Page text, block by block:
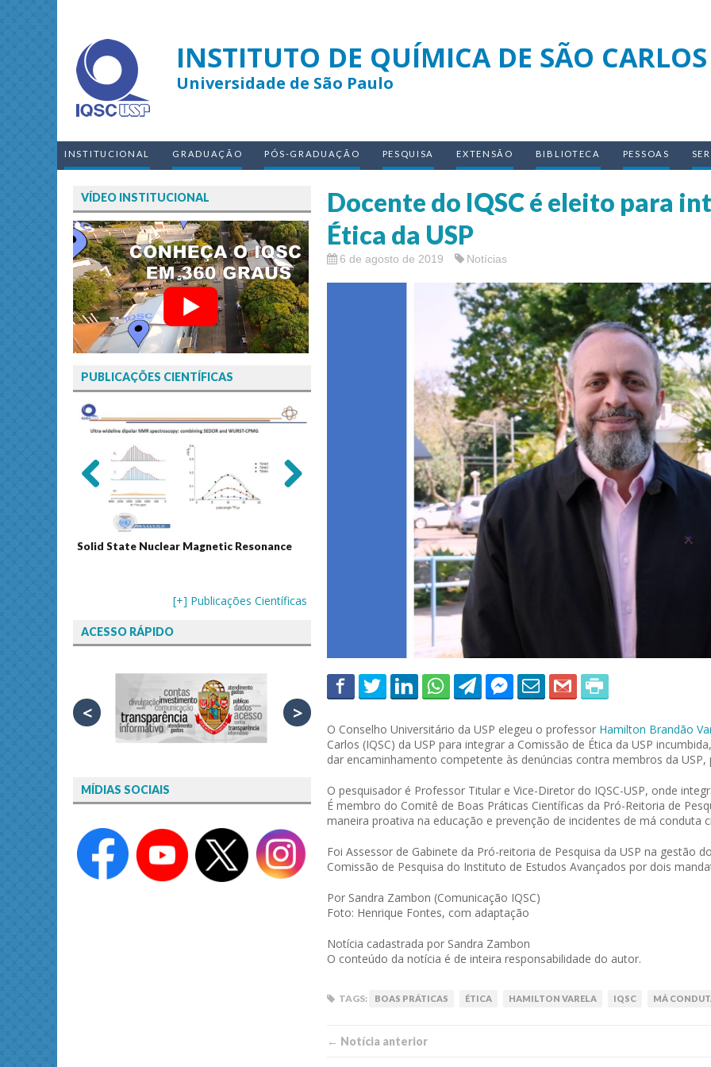
INSTITUTO DE QUÍMICA DE SÃO CARLOS
Universidade de São Paulo
INSTITUCIONAL GRADUAÇÃO PÓS-GRADUAÇÃO PESQUISA EXTENSÃO BIBLIOTECA PESSOAS
Docente do IQSC é eleito para
Ética da USP
6 de agosto de 2019 Notícias
O Conselho Universitário da USP elegeu o professor Hamilton Brandão
Carlos (IQSC) da USP para integrar a Comissão de Ética da USP
dar encaminhamento competente às denúncias contra membros da
O pesquisador é Professor Titular e Vice-Diretor do IQSC-USP, onde
É membro do Comitê de Boas Práticas Científicas da Pró-Reitoria de
maneira proativa na educação e prevenção de incidentes de má conduta
Foi Assessor de Gabinete da Pró-reitoria de Pesquisa da USP na gestão
Comissão de Pesquisa do Instituto de Estudos Avançados por dois
Por Sandra Zambon (Comunicação IQSC)
Foto: Henrique Fontes, com adaptação
Notícia cadastrada por Sandra Zambon
O conteúdo da notícia é de inteira responsabilidade do autor.
TAGS: BOAS PRÁTICAS ÉTICA HAMILTON VARELA IQSC MÁ
← Notí­cia anterior
VÍDEO INSTITUCIONAL
PUBLICAÇÕES CIENTÍFICAS
Solid State Nuclear Magnetic Resonance Journal of Separation Science
Sustainable Energy
Assessments
[+] Publicações Científicas
ACESSO RÁPIDO
< >
MÍDIAS SOCIAIS